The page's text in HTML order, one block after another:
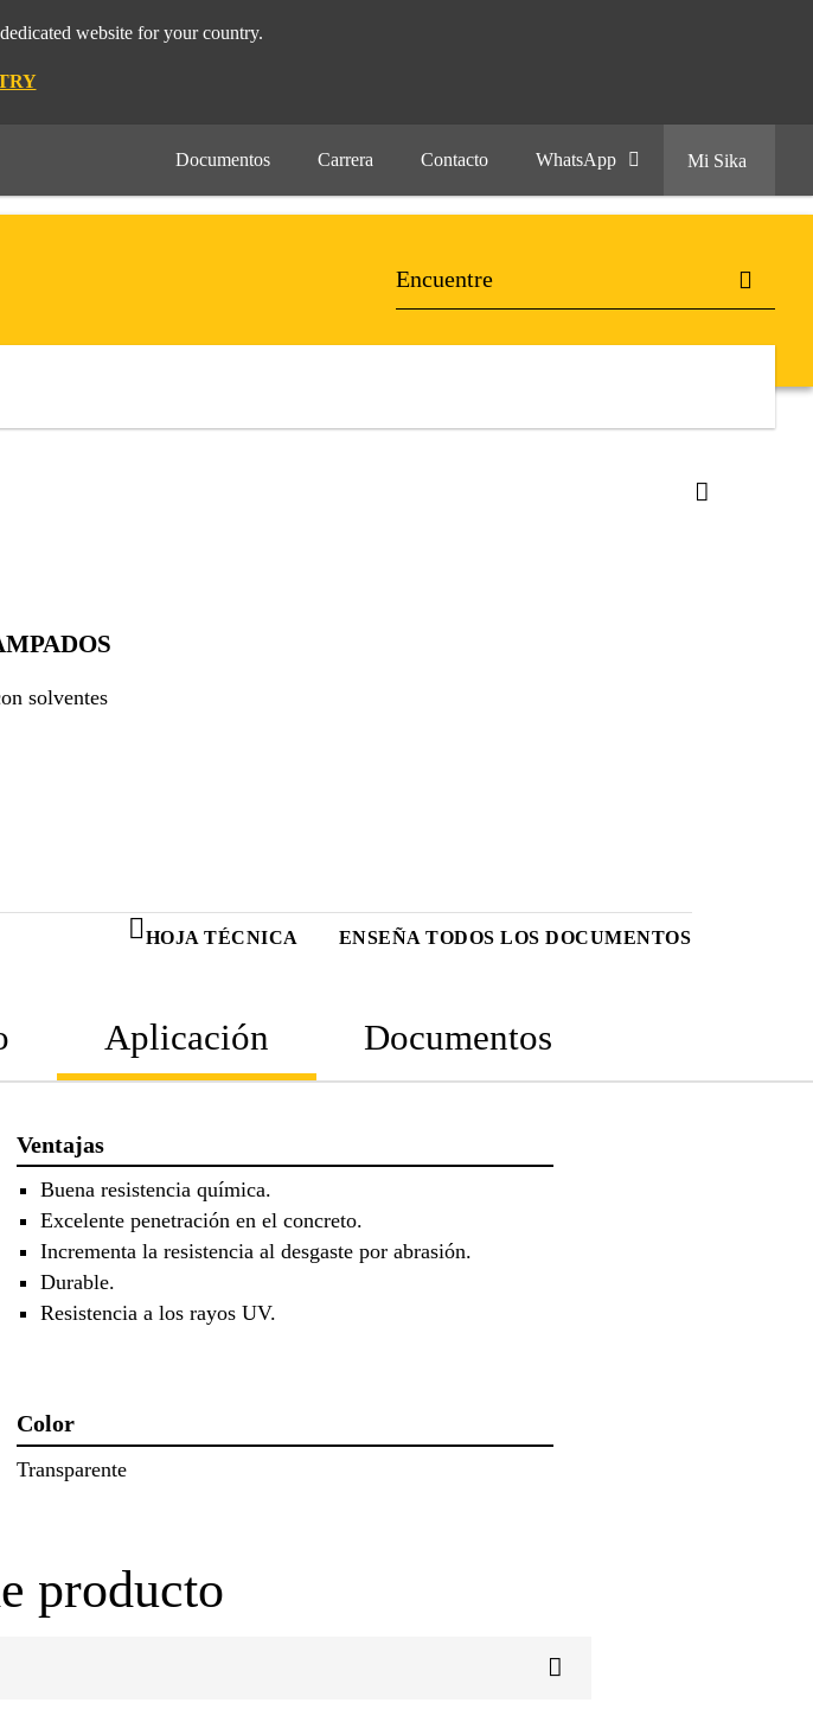
website for your country.
Documentos Carrera Contacto WhatsApp Mi Sika
solventes
HOJA TÉCNICA ENSEÑA TODOS LOS DOCUMENTOS
Aplicación Documentos
Ventajas
Buena resistencia química.
Excelente penetración en el concreto.
Incrementa la resistencia al desgaste por abrasión.
Durable.
Resistencia a los rayos UV.
Color
Transparente
producto